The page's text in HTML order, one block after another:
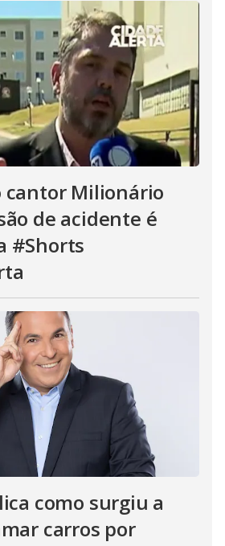
cantor Milionário
de acidente é
#Shorts
como surgiu a
carros por